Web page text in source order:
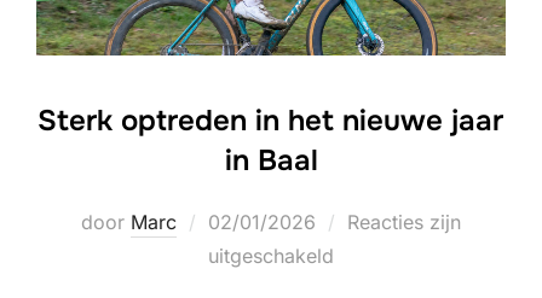
Sterk optreden in het nieuwe jaar
in Baal
door Marc
Geplaatst
op
02/01/2026
Reacties zijn
uitgeschakeld